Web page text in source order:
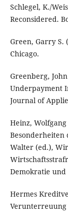
Schlegel, K./
Reconsidered.
Green, Garry S.
Chicago.
Greenberg,
Underpayment
Journal of
Heinz,
Besonderheiten
Walter (ed.),
Demokratie und
Hermes
Verunterreuung